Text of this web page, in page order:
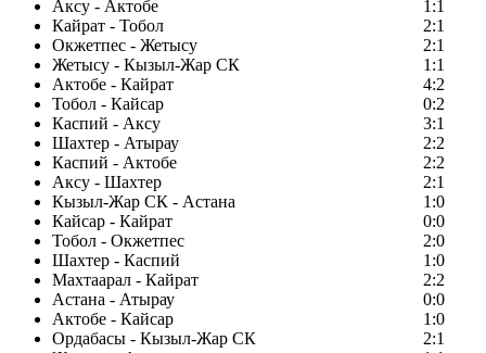
Аксу - Актобе
1:1
Кайрат - Тобол
2:1
Окжетпес - Жетысу
2:1
Жетысу - Кызыл-Жар СК
1:1
Актобе - Кайрат
4:2
Тобол - Кайсар
0:2
Каспий - Аксу
3:1
Шахтер - Атырау
2:2
Каспий - Актобе
2:2
Аксу - Шахтер
2:1
Кызыл-Жар СК - Астана
1:0
Кайсар - Кайрат
0:0
Тобол - Окжетпес
2:0
Шахтер - Каспий
1:0
Махтаарал - Кайрат
2:2
Астана - Атырау
0:0
Актобе - Кайсар
1:0
Ордабасы - Кызыл-Жар СК
2:1